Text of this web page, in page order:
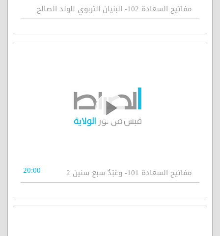
مفاتيح السعادة 102- البنيان التربوي للولد الصالح
مفاتيح السعادة 101- وعَبْدٌ سبع سنين 2 20:00